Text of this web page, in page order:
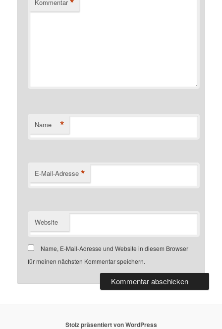
Kommentar
Name *
E-Mail-Adresse *
Website
Name, E-Mail-Adresse und Website in diesem Browser
für meinen nächsten Kommentar speichern.
Stolz präsentiert von WordPress